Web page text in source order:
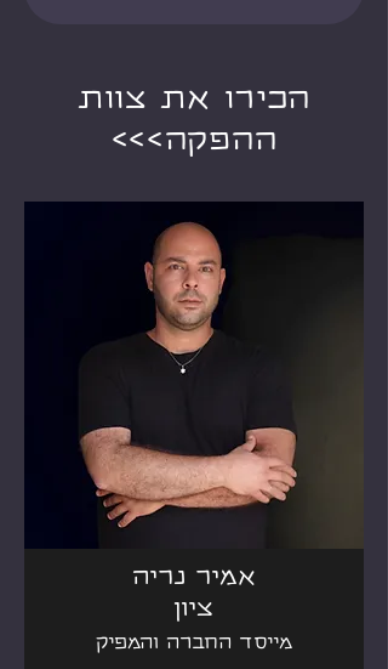
הכירו את צוות
ההפקה>>>
אמיר נריה
ציון
מייסד החברה והמפיק